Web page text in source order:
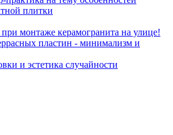
плитки
монтаже керамогранита на улице!
пластин - минимализм и
и эстетика случайности